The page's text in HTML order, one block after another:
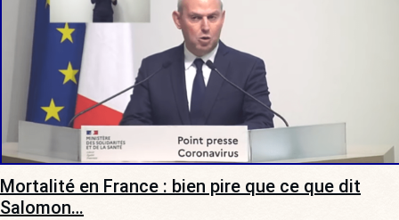
Mortalité en France : bien pire que ce que dit
Salomon…